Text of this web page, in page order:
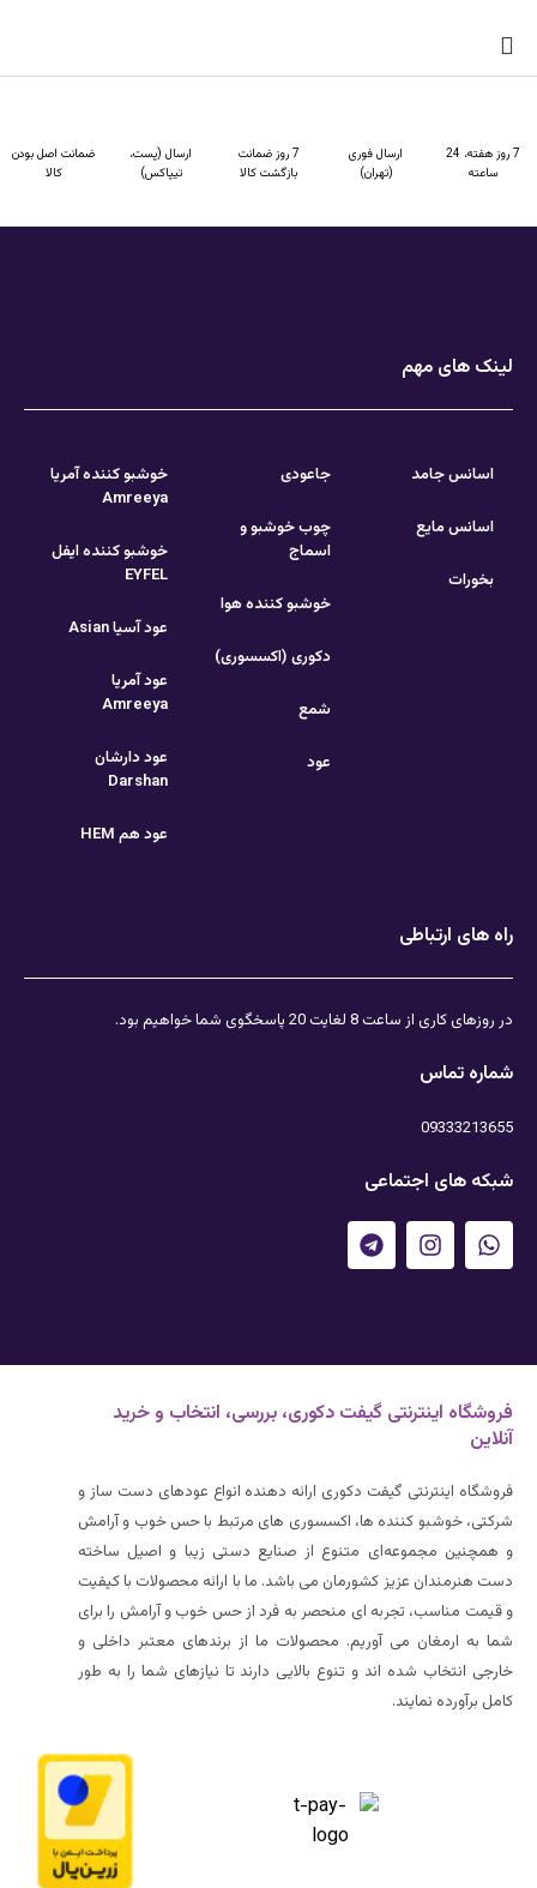
7 روز هفته، 24
ساعته
ارسال فوری
(تهران)
7 روز ضمانت
بازگشت کالا
ارسال (پست،
تیپاکس)
ضمانت اصل بودن
کالا
لینک های مهم
اسانس جامد
اسانس مایع
بخورات
جاعودی
چوب خوشبو و
اسماج
خوشبو کننده هوا
دکوری (اکسسوری)
شمع
عود
خوشبو کننده آمریا
Amreeya
خوشبو کننده ایفل
EYFEL
عود آسیا Asian
عود آمریا
Amreeya
عود دارشان
Darshan
عود هم HEM
راه های ارتباطی
در روزهای کاری از ساعت 8 لغایت 20 پاسخگوی شما خواهیم بود.
شماره تماس
09333213655
شبکه های اجتماعی
فروشگاه اینترنتی گیفت دکوری، بررسی، انتخاب و خرید
آنلاین
فروشگاه اینترنتی گیفت دکوری ارائه دهنده انواع عودهای دست ساز و
شرکتی، خوشبو کننده ها، اکسسوری های مرتبط با حس خوب و آرامش
و همچنین مجموعه‌ای متنوع از صنایع دستی زیبا و اصیل ساخته
دست هنرمندان عزیز کشورمان می باشد. ما با ارائه محصولات با کیفیت
و قیمت مناسب، تجربه ای منحصر به فرد از حس خوب و آرامش را برای
شما به ارمغان می آوریم. محصولات ما از برندهای معتبر داخلی و
خارجی انتخاب شده اند و تنوع بالایی دارند تا نیازهای شما را به طور
کامل برآورده نمایند.